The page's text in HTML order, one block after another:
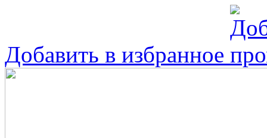
Добавить в избранное